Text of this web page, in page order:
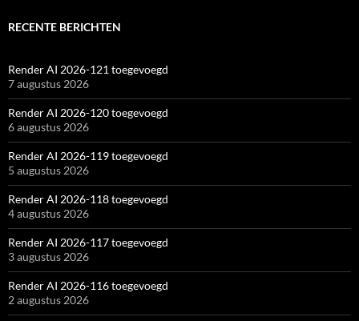
RECENTE BERICHTEN
Render AI 2026-121 toegevoegd
7 augustus 2026
Render AI 2026-120 toegevoegd
6 augustus 2026
Render AI 2026-119 toegevoegd
5 augustus 2026
Render AI 2026-118 toegevoegd
4 augustus 2026
Render AI 2026-117 toegevoegd
3 augustus 2026
Render AI 2026-116 toegevoegd
2 augustus 2026